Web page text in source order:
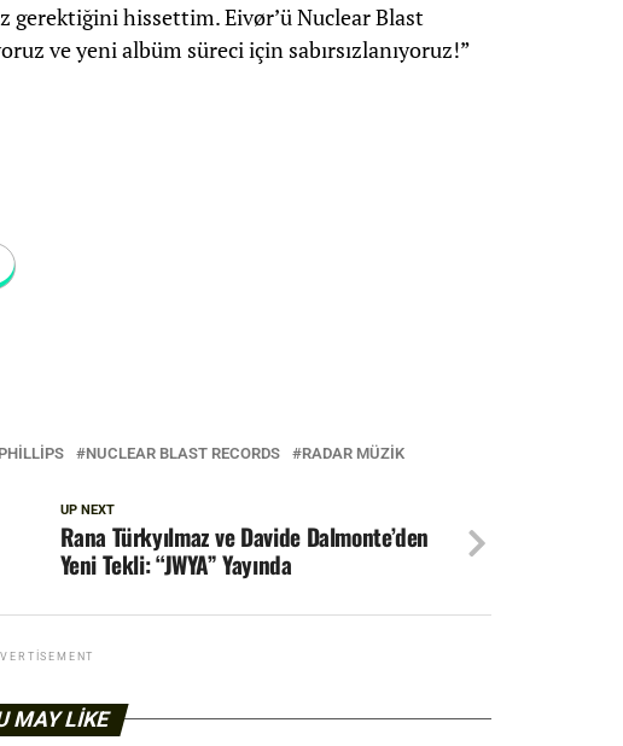
gerektiğini hissettim. Eivør’ü Nuclear Blast
ve yeni albüm süreci için sabırsızlanıyoruz!”
NUCLEAR BLAST RECORDS RADAR MÜZIK
UP NEXT
Rana Türkyılmaz ve Davide Dalmonte’den
Yeni Tekli: “JWYA” Yayında
MAY LIKE